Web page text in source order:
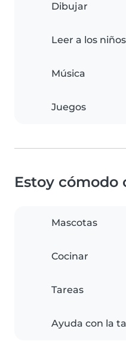
Dibujar
Leer a los niños
Música
Juegos
Estoy cómodo
Mascotas
Cocinar
Tareas
Ayuda con la